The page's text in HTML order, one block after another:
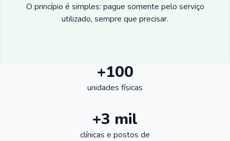
O princípio é simples: pague somente pelo serviço
utilizado, sempre que precisar.
+100
unidades físicas
+3 mil
clínicas e postos de